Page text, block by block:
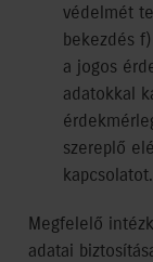
védelmét
bekezdés
a jogos
adatokkal
szereplő
kapcsolatot.
Megfelelő
adatai